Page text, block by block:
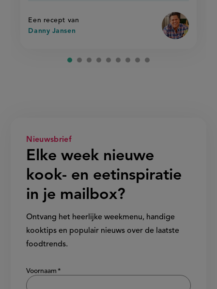
met
rijst'
Een recept van
Danny Jansen
rijst
Nieuwsbrief
Elke week nieuwe
kook- en eetinspiratie
in je mailbox?
Ontvang het heerlijke weekmenu, handige
kooktips en populair nieuws over de laatste
foodtrends.
Show/hide
Voornaam